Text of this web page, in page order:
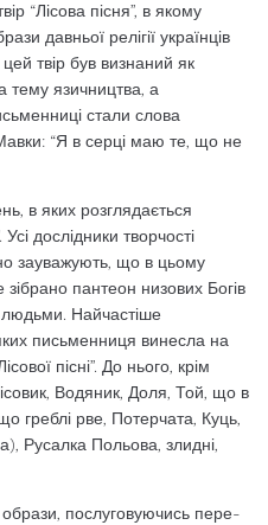
“Лісова пісня”, в якому
давньої релігії українців
твір був виз­наний як
тему язичництва, а
стали слова
Мавки: “Я в серці маю те, що не
в яких розгля­дається
Усі дослід­ники творчості
за­уважують, що в цьому
пантеон низових Богів
людьми. Найчастіше
письменниця винесла на
пісні”. До нього, крім
Водяник, Доля, Той, що в
греблі рве, Потерчата, Куць,
Русалка Польо­ва, злидні,
образи, послуговуючись пере­